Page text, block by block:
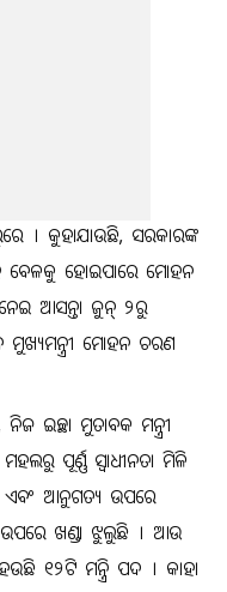
। କୁହାଯାଉଛି, ସରକାରଙ୍କ
ବେଳକୁ ହୋଇପାରେ ମୋହନ
ଆସନ୍ତା ଜୁନ୍‌ ୨ରୁ
ମୁଖ୍ୟମନ୍ତ୍ରୀ ମୋହନ ଚରଣ
ଇଚ୍ଛା ମୁତାବକ ମନ୍ତ୍ରୀ
ପୂର୍ଣ୍ଣ ସ୍ୱାଧୀନତା ମିଳି
ଏବଂ ଆନୁଗତ୍ୟ ଉପରେ
ଉପରେ ଖଣ୍ଡା ଝୁଲୁଛି । ଆଉ
୧୨ଟି ମନ୍ତ୍ରି ପଦ । କାହା